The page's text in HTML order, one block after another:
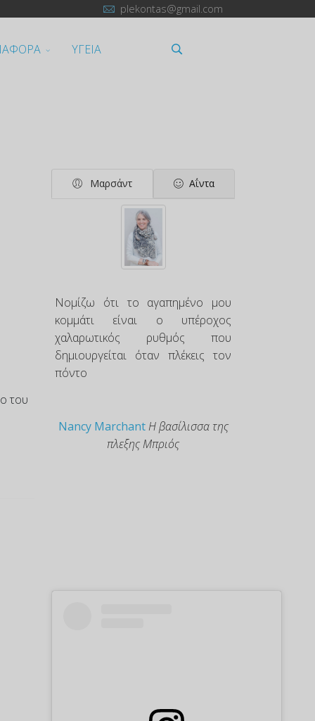
plekontas@gmail.com
ΥΓΕΙΑ
του
Μαρσάντ Αΐντα
Νομίζω ότι το αγαπημένο μου
κομμάτι είναι ο υπέροχος
χαλαρωτικός ρυθμός που
δημιουργείται όταν πλέκεις τον
πόντο
Nancy Marchant Η βασίλισσα της
πλεξης Μπριός